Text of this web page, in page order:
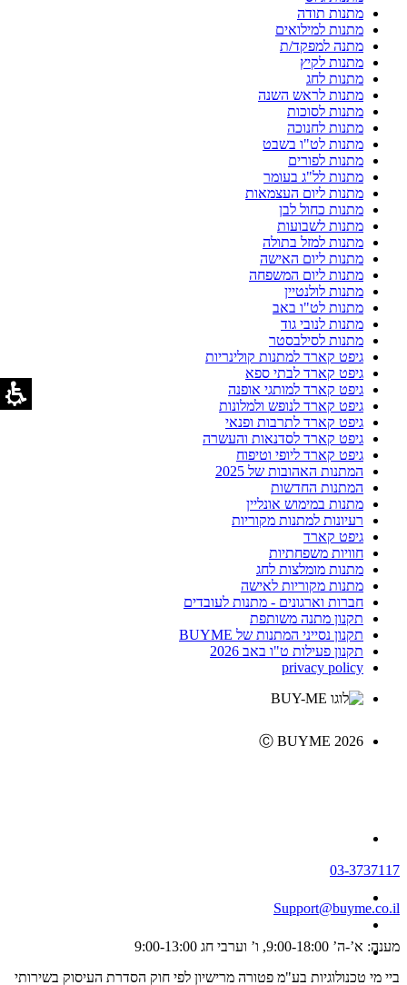
מתנות תודה
מתנות למילואים
מתנה למפקד/ת
מתנות לקיץ
מתנות לחג
מתנות לראש השנה
מתנות לסוכות
מתנות לחנוכה
מתנות לט"ו בשבט
מתנות לפורים
מתנות לל"ג בעומר
מתנות ליום העצמאות
מתנות כחול לבן
מתנות לשבועות
מתנות למזל בתולה
מתנות ליום האישה
מתנות ליום המשפחה
מתנות לולנטיין
מתנות לט"ו באב
מתנות לנובי גוד
מתנות לסילבסטר
גיפט קארד למתנות קולינריות
גיפט קארד לבתי ספא
גיפט קארד למותגי אופנה
גיפט קארד לנופש ולמלונות
גיפט קארד לתרבות ופנאי
גיפט קארד לסדנאות והעשרה
גיפט קארד ליופי וטיפוח
המתנות האהובות של 2025
המתנות החדשות
מתנות במימוש אונליין
רעיונות למתנות מקוריות
גיפט קארד
חוויות משפחתיות
מתנות מומלצות לחג
מתנות מקוריות לאישה
חברות וארגונים - מתנות לעובדים
תקנון מתנה משותפת
תקנון נסייני המתנות של BUYME
תקנון פעילות ט"ו באב 2026
privacy policy
Ⓒ BUYME 2026
03-3737117
Support@buyme.co.il
מענה: א’-ה’ 9:00-18:00, ו’ וערבי חג 9:00-13:00
ביי מי טכנולוגיות בע"מ פטורה מרישיון לפי חוק הסדרת העיסוק בשירותי